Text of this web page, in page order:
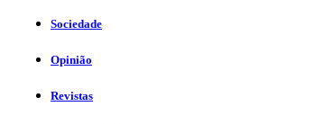
Sociedade
Opinião
Revistas